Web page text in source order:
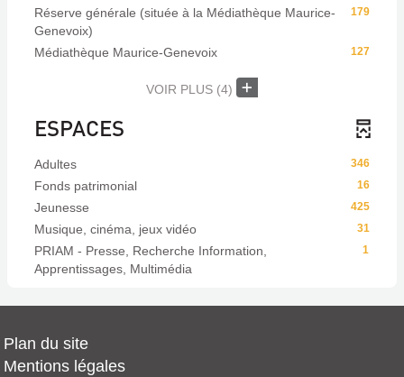
179
Réserve générale (située à la Médiathèque Maurice-
Genevoix)
127
Médiathèque Maurice-Genevoix
VOIR PLUS (4)
ESPACES
346
Adultes
16
Fonds patrimonial
425
Jeunesse
31
Musique, cinéma, jeux vidéo
1
PRIAM - Presse, Recherche Information,
Apprentissages, Multimédia
Plan du site
Mentions légales